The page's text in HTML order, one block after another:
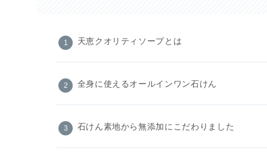
天恵クオリティソープとは
全身に使えるオールインワン石けん
石けん素地から無添加にこだわりました